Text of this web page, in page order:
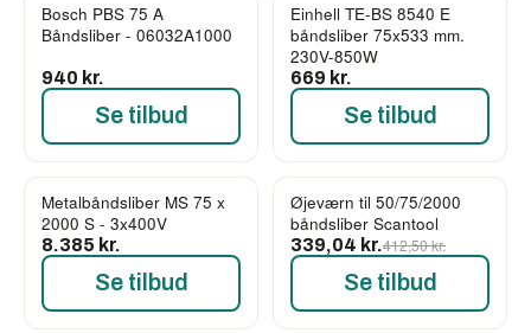
Bosch PBS 75 A
Båndsliber - 06032A1000
940 kr.
Se tilbud
Einhell TE-BS 8540 E
båndsliber 75x533 mm.
230V-850W
669 kr.
Se tilbud
Metalbåndsliber MS 75 x
2000 S - 3x400V
8.385 kr.
Se tilbud
-18%
Øjeværn til 50/75/2000
båndsliber Scantool
339,04 kr.412,50 kr.
Se tilbud